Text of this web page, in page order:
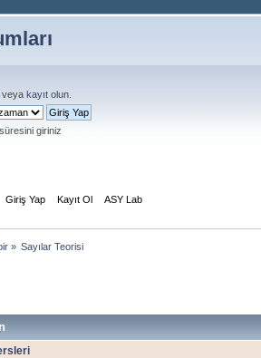
veyakayıt olun
giriniz
Giriş Yap Kayıt Ol ASY Lab
» Sayılar Teorisi